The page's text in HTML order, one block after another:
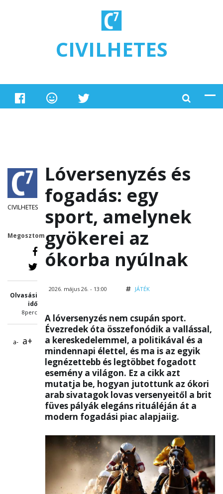
CIVILHETES
CIVILHETES
Megosztom
Olvasási
idő
8perc
a- a+
Lóversenyzés és
fogadás: egy
sport, amelynek
gyökerei az
ókorba nyúlnak
2026. május 26. - 13:00 JÁTÉK
A lóversenyzés nem csupán sport.
Évezredek óta összefonódik a vallással,
a kereskedelemmel, a politikával és a
mindennapi élettel, és ma is az egyik
legnézettebb és legtöbbet fogadott
esemény a világon. Ez a cikk azt
mutatja be, hogyan jutottunk az ókori
arab sivatagok lovas versenyeitől a brit
füves pályák elegáns rituáléján át a
modern fogadási piac alapjaiig.